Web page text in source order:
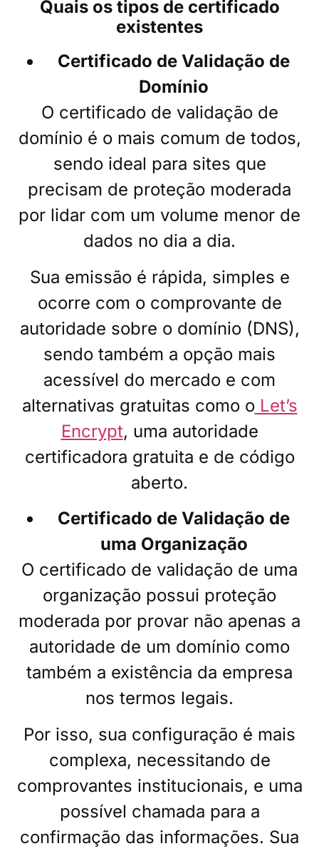
Quais os tipos de certificado
existentes
Certificado de Validação de
Domínio
O certificado de validação de
domínio é o mais comum de todos,
sendo ideal para sites que
precisam de proteção moderada
por lidar com um volume menor de
dados no dia a dia.
Sua emissão é rápida, simples e
ocorre com o comprovante de
autoridade sobre o domínio (DNS),
sendo também a opção mais
acessível do mercado e com
alternativas gratuitas como oLet’s
Encrypt, uma autoridade
certificadora gratuita e de código
aberto.
Certificado de Validação de
uma Organização
O certificado de validação de uma
organização possui proteção
moderada por provar não apenas a
autoridade de um domínio como
também a existência da empresa
nos termos legais.
Por isso, sua configuração é mais
complexa, necessitando de
comprovantes institucionais, e uma
possível chamada para a
confirmação das informações. Sua